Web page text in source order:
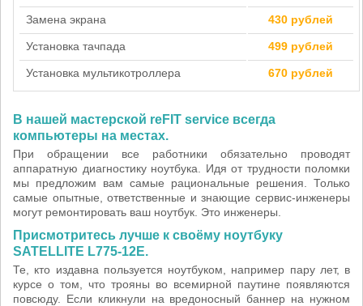
Замена экрана 430 рублей
Установка тачпада 499 рублей
Установка мультикотроллера 670 рублей
В нашей мастерской reFIT service всегда
компьютеры на местах.
При обращении все работники обязательно проводят
аппаратную диагностику ноутбука. Идя от трудности поломки
мы предложим вам самые рациональные решения. Только
самые опытные, ответственные и знающие сервис-инженеры
могут ремонтировать ваш ноутбук. Это инженеры.
Присмотритесь лучше к своёму ноутбуку
SATELLITE L775-12E.
Те, кто издавна пользуется ноутбуком, например пару лет, в
курсе о том, что трояны во всемирной паутине появляются
повсюду. Если кликнули на вредоносный баннер на нужном